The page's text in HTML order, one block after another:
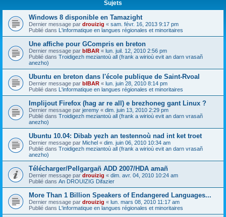
Sujets
Windows 8 disponible en Tamazight
Dernier message par drouizig « sam. févr. 16, 2013 9:17 pm
Publié dans L'informatique en langues régionales et minoritaires
Une affiche pour GCompris en breton
Dernier message par bIBAR « lun. juil. 12, 2010 2:56 pm
Publié dans Troidigezh meziantoù all (frank a wirioù evit an darn vrasañ
anezho)
Ubuntu en breton dans l'école publique de Saint-Rvoal
Dernier message par bIBAR « lun. juin 28, 2010 8:14 pm
Publié dans L'informatique en langues régionales et minoritaires
Implijout Firefox (hag ar re all) e brezhoneg gant Linux ?
Dernier message par jeremy « dim. juin 13, 2010 2:29 pm
Publié dans Troidigezh meziantoù all (frank a wirioù evit an darn vrasañ
anezho)
Ubuntu 10.04: Dibab yezh an testennoù nad int ket troet
Dernier message par Michel « dim. juin 06, 2010 10:34 am
Publié dans Troidigezh meziantoù all (frank a wirioù evit an darn vrasañ
anezho)
Télécharger/Pellgargañ ADD 2007/HDA amañ
Dernier message par drouizig « dim. avr. 04, 2010 10:24 am
Publié dans An DROUIZIG Difazier
More Than 1 Billion Speakers of Endangered Languages...
Dernier message par drouizig « lun. mars 08, 2010 11:17 am
Publié dans L'informatique en langues régionales et minoritaires